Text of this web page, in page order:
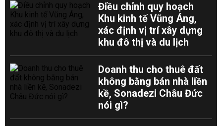
Điều chỉnh quy hoạch
Khu kinh tế Vũng Áng,
xác định vị trí xây dựng
khu đô thị và du lịch
Doanh thu cho thuê đất
không bằng bán nhà liền
kề, Sonadezi Châu Đức
nói gì?